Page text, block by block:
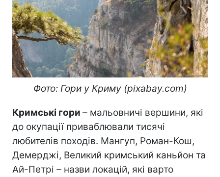
Фото: Гори у Криму (pixabay.com)
Кримські гори – мальовничі вершини, які
до окупації приваблювали тисячі
любителів походів. Мангуп, Роман-Кош,
Демерджі, Великий кримський каньйон та
Ай-Петрі – назви локацій, які варто